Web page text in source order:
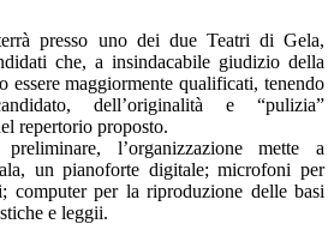
presso uno dei due Teatri di Gela,
che, a insindacabile giudizio della
essere maggiormente qualificati, tenendo
dell’originalità e “pulizia”
repertorio proposto.
l’organizzazione mette a
un pianoforte digitale; microfoni per
computer per la riproduzione delle basi
e leggii.